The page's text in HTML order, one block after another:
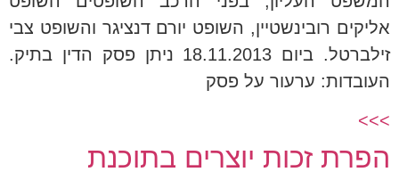
אליקים רובינשטיין, השופט יורם דנציגר והשופט צבי
זילברטל. ביום 18.11.2013 ניתן פסק הדין בתיק.
העובדות: ערעור על פסק
>>>
הפרת זכות יוצרים בתוכנת